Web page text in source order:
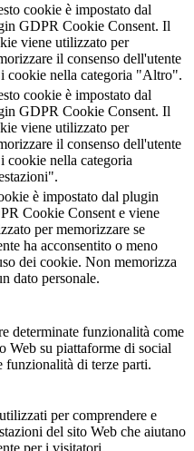
cookie è impostato dal
GDPR Cookie Consent. Il
viene utilizzato per
il consenso dell'utente
cookie nella categoria "Altro".
cookie è impostato dal
GDPR Cookie Consent. Il
viene utilizzato per
il consenso dell'utente
cookie nella categoria
è impostato dal plugin
Cookie Consent e viene
per memorizzare se
ha acconsentito o meno
dei cookie. Non memorizza
dato personale.
determinate funzionalità come
Web su piattaforme di social
funzionalità di terze parti.
per comprendere e
del sito Web che aiutano
per i visitatori.